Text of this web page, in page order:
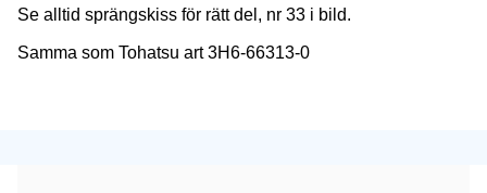
Se alltid sprängskiss för rätt del, nr 33 i bild.
Samma som Tohatsu art 3H6-66313-0